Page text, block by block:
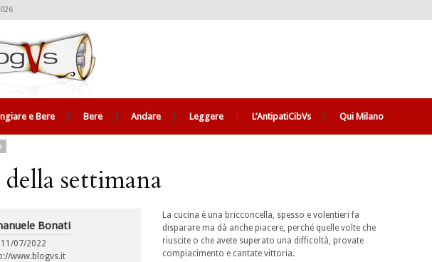
e Bere Bere Andare Leggere L’AntipatiCibVs Qui Milano
della settimana
Bonati
11/07/2022
www.blogvs.it
La cucina è una bricconcella, spesso e volentieri fa
disparare ma dà anche piacere, perché quelle volte che
riuscite o che avete superato una difficoltà, provate
compiacimento e cantate vittoria.